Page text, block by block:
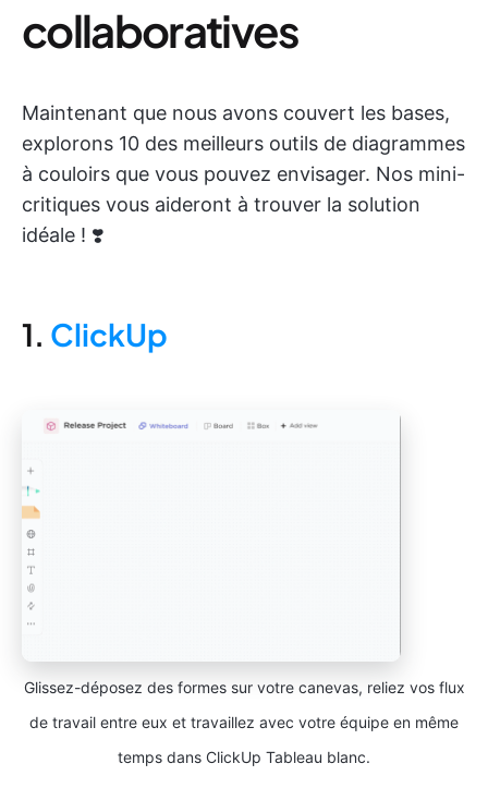
collaboratives
Maintenant que nous avons couvert les bases,
explorons 10 des meilleurs outils de diagrammes
à couloirs que vous pouvez envisager. Nos mini-
critiques vous aideront à trouver la solution
idéale ! ❣️
1. ClickUp
Glissez-déposez des formes sur votre canevas, reliez vos flux
de travail entre eux et travaillez avec votre équipe en même
temps dans ClickUp Tableau blanc.